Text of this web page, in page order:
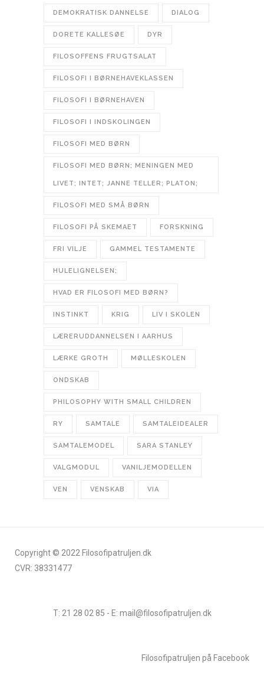
DEMOKRATISK DANNELSE DIALOG
DORETE KALLESØE DYR
FILOSOFFENS FRUGTSALAT
FILOSOFI I BØRNEHAVEKLASSEN
FILOSOFI I BØRNEHAVEN
FILOSOFI I INDSKOLINGEN
FILOSOFI MED BØRN
FILOSOFI MED BØRN; MENINGEN MED
LIVET; INTET; JANNE TELLER; PLATON;
FILOSOFI MED SMÅ BØRN
FILOSOFI PÅ SKEMAET FORSKNING
FRI VILJE GAMMEL TESTAMENTE
HULELIGNELSEN;
HVAD ER FILOSOFI MED BØRN?
INSTINKT KRIG LIV I SKOLEN
LÆRERUDDANNELSEN I AARHUS
LÆRKE GROTH MØLLESKOLEN
ONDSKAB
PHILOSOPHY WITH SMALL CHILDREN
RY SAMTALE SAMTALEIDEALER
SAMTALEMODEL SARA STANLEY
VALGMODUL VANILJEMODELLEN
VEN VENSKAB VIA
Copyright © 2022 Filosofipatruljen.dk
CVR: 38331477
T: 21 28 02 85 - E: mail@filosofipatruljen.dk
Filosofipatruljen på Facebook